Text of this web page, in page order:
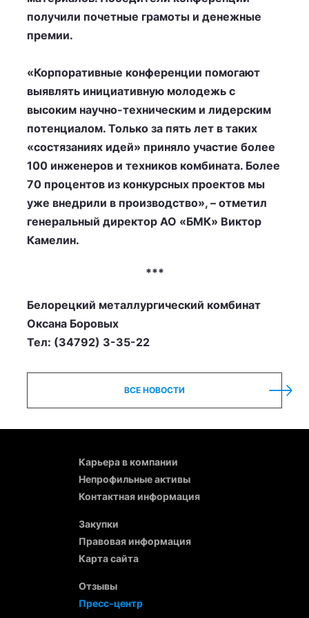
получили почетные грамоты и денежные
премии.
«Корпоративные конференции помогают
выявлять инициативную молодежь с
высоким научно-техническим и лидерским
потенциалом. Только за пять лет в таких
«состязаниях идей» приняло участие более
100 инженеров и техников комбината. Более
70 процентов из конкурсных проектов мы
уже внедрили в производство», – отметил
генеральный директор АО «БМК» Виктор
Камелин.
***
Белорецкий металлургический комбинат
Оксана Боровых
Тел: (34792) 3-35-22
ВСЕ НОВОСТИ
Карьера в компании
Непрофильные активы
Контактная информация
Закупки
Правовая информация
Карта сайта
Отзывы
Пресс-центр